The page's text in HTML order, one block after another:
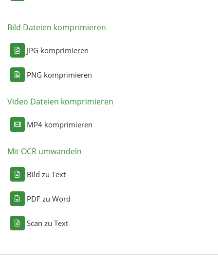
Bild Dateien komprimieren
JPG komprimieren
PNG komprimieren
Video Dateien komprimieren
MP4 komprimieren
Mit OCR umwandeln
Bild zu Text
PDF zu Word
Scan zu Text